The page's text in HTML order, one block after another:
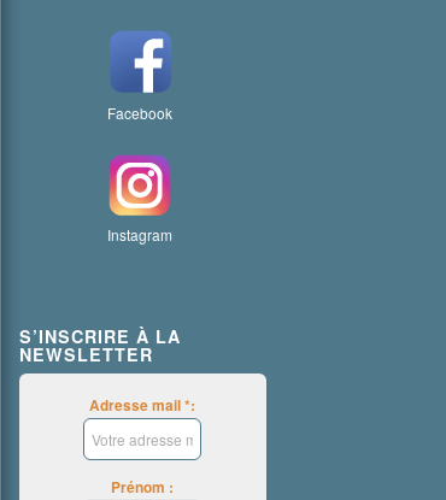
Facebook
Instagram
S’INSCRIRE À LA
NEWSLETTER
Adresse mail *:
Prénom :